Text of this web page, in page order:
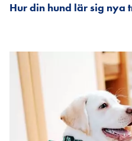
Hur din hund lär sig nya